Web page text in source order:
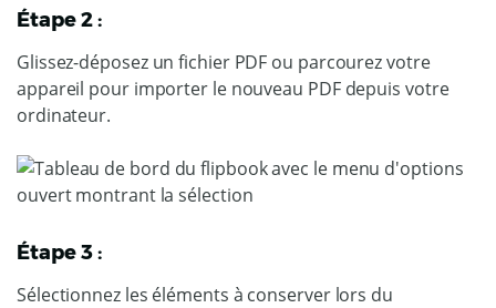
Étape 2 :
Glissez-déposez un fichier PDF ou parcourez votre
appareil pour importer le nouveau PDF depuis votre
ordinateur.
Étape 3 :
Sélectionnez les éléments à conserver lors du